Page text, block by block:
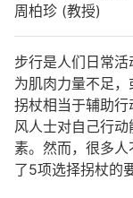
周柏珍 (教授)
步行是人们日常
为肌肉力量不足，
拐杖相当于辅助
风人士对自己行
素。然而，很多
了5项选择拐杖的